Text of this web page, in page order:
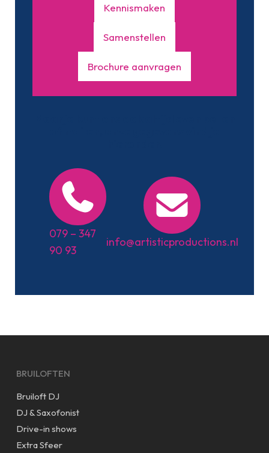
Kennismaken
Samenstellen
Brochure aanvragen
079 – 347
90 93
info@artisticproductions.nl
BRUILOFTEN
Bruiloft DJ
DJ & Saxofonist
Drive-in shows
Extra Sfeer